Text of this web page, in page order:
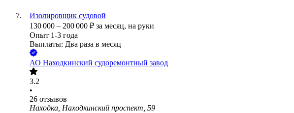
Изолировщик судовой
130 000 – 200 000 ₽ за месяц, на руки
Опыт 1-3 года
Выплаты: Два раза в месяц
АО Находкинский судоремонтный завод
3.2
•
26 отзывов
Находка, Находкинский проспект, 59